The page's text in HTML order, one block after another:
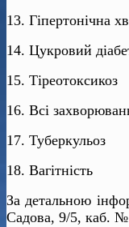
13. Гіпертонічна
14. Цукровий
15. Тіреотоксикоз
16. Всі
17. Туберкульоз
18. Вагітність
За детальною
Садова, 9/5, каб.